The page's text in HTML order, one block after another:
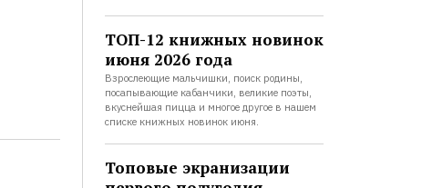
ТОП-12 книжных новинок
июня 2026 года
Взрослеющие мальчишки, поиск родины,
посапывающие кабанчики, великие поэты,
вкуснейшая пицца и многое другое в нашем
списке книжных новинок июня.
Топовые экранизации